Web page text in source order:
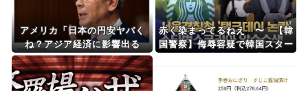
アメリカ「日本の円安ヤバく
ね？アジア経済に影響出る
し。」
赤く染まってるねえ 〜 【韓
国警察】侮辱容疑で韓国スター
を行ったとして